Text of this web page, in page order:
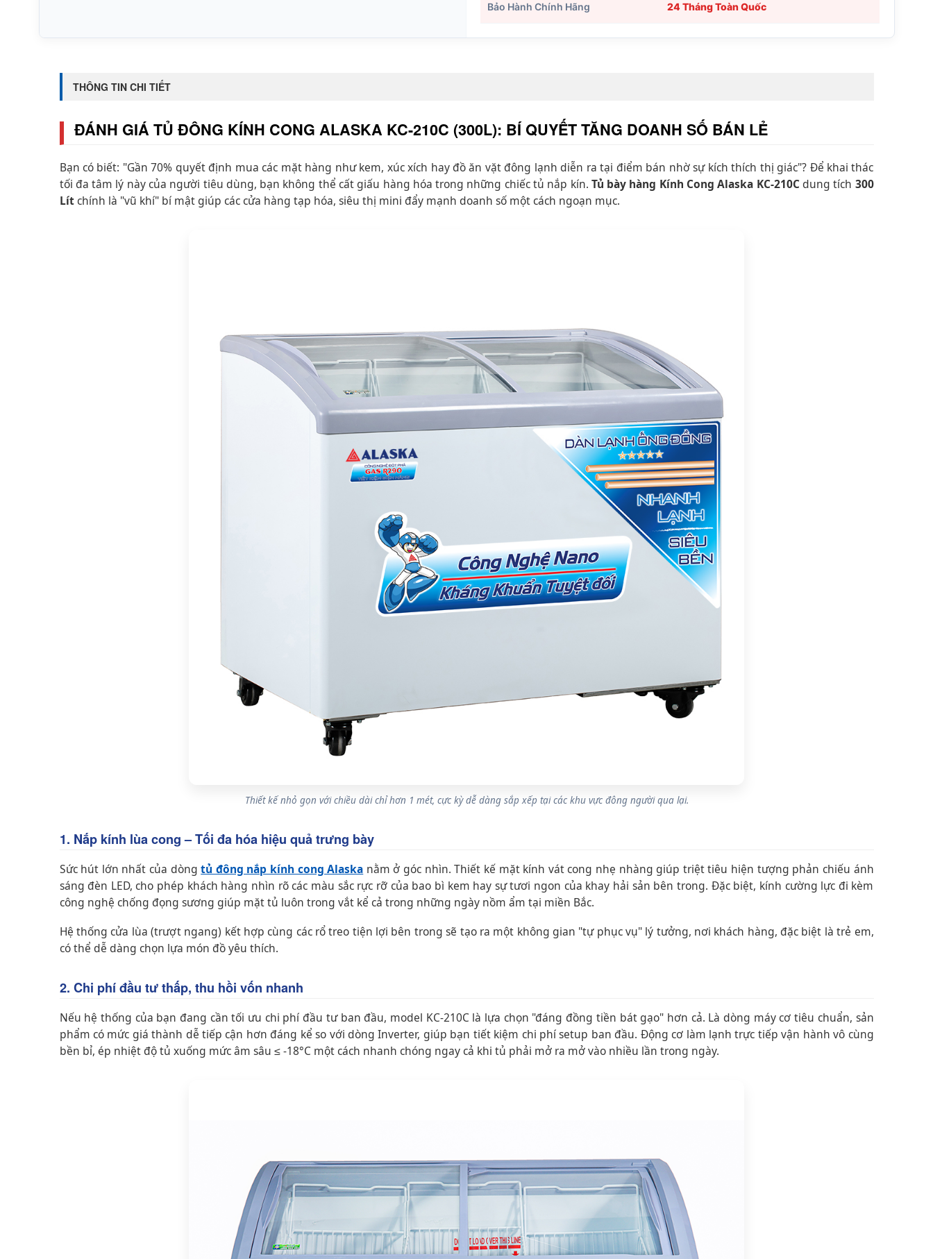
Bảo Hành Chính Hãng 24 Tháng Toàn Quốc
THÔNG TIN CHI TIẾT
ĐÁNH GIÁ TỦ ĐÔNG KÍNH CONG ALASKA KC-210C (300L): BÍ QUYẾT TĂNG DOANH SỐ BÁN LẺ
Bạn có biết: "Gần 70% quyết định mua các mặt hàng như kem, xúc xích hay đồ ăn vặt đông lạnh diễn ra tại điểm bán nhờ sự kích thích thị giác"? Để khai thác
tối đa tâm lý này của người tiêu dùng, bạn không thể cất giấu hàng hóa trong những chiếc tủ nắp kín. Tủ bày hàng Kính Cong Alaska KC-210C dung tích 300
Lítchính là "vũ khí" bí mật giúp các cửa hàng tạp hóa, siêu thị mini đẩy mạnh doanh số một cách ngoạn mục.
Thiết kế nhỏ gọn với chiều dài chỉ hơn 1 mét, cực kỳ dễ dàng sắp xếp tại các khu vực đông người qua lại.
1. Nắp kính lùa cong – Tối đa hóa hiệu quả trưng bày
Sức hút lớn nhất của dòngtủ đông nắp kính cong Alaska nằm ở góc nhìn. Thiết kế mặt kính vát cong nhẹ nhàng giúp triệt tiêu hiện tượng phản chiếu ánh
sáng đèn LED, cho phép khách hàng nhìn rõ các màu sắc rực rỡ của bao bì kem hay sự tươi ngon của khay hải sản bên trong. Đặc biệt, kính cường lực đi kèm
công nghệ chống đọng sương giúp mặt tủ luôn trong vắt kể cả trong những ngày nồm ẩm tại miền Bắc.
Hệ thống cửa lùa (trượt ngang) kết hợp cùng các rổ treo tiện lợi bên trong sẽ tạo ra một không gian "tự phục vụ" lý tưởng, nơi khách hàng, đặc biệt là trẻ em,
có thể dễ dàng chọn lựa món đồ yêu thích.
2. Chi phí đầu tư thấp, thu hồi vốn nhanh
Nếu hệ thống của bạn đang cần tối ưu chi phí đầu tư ban đầu, model KC-210C là lựa chọn "đáng đồng tiền bát gạo" hơn cả. Là dòng máy cơ tiêu chuẩn, sản
phẩm có mức giá thành dễ tiếp cận hơn đáng kể so với dòng Inverter, giúp bạn tiết kiệm chi phí setup ban đầu. Động cơ làm lạnh trực tiếp vận hành vô cùng
bền bỉ, ép nhiệt độ tủ xuống mức âm sâu ≤ -18°C một cách nhanh chóng ngay cả khi tủ phải mở ra mở vào nhiều lần trong ngày.